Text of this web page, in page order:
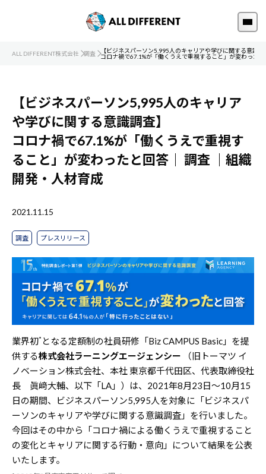
ALL DIFFERENT株式会社 調査
【ビジネスパーソン5,995人のキャリアや学びに関する意識調
コロナ禍で67.1%が「働くうえで重視すること」が変わったと
【ビジネスパーソン5,995人のキャリア
や学びに関する意識調査】
コロナ禍で67.1%が「働くうえで重視す
ること」が変わったと回答｜ 調査
｜組織
開発・人材育成
2021.11.15
調査 プレスリリース
業界初* となる定額制の社員研修「Biz CAMPUS Basic」を提
供する株式会社ラーニングエージェンシー （旧トーマツ イ
ノベーション株式会社、本社 東京都千代田区、代表取締役社
長 眞﨑大輔、以下「LA」）は、2021年8月23日～10月15
日の期間、ビジネスパーソン5,995人を対象に「ビジネスパ
ーソンのキャリアや学びに関する意識調査」を行いました。
今回はその中から「コロナ禍による働くうえで重視すること
の変化とキャリアに関する行動・意向」について結果を公表
いたします。